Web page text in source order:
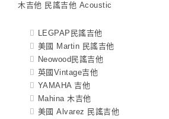
木吉他 民謠吉他 Acoustic
LEGPAP民謠吉他
美國 Martin 民謠吉他
Neowood民謠吉他
英國Vintage吉他
YAMAHA 吉他
Mahina 木吉他
美國 Alvarez 民謠吉他